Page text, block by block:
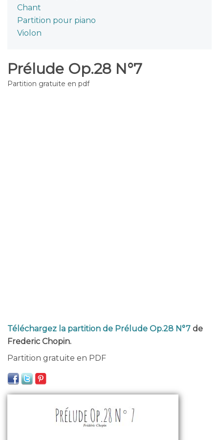
Chant
Partition pour piano
Violon
Prélude Op.28 N°7
Partition gratuite en pdf
Téléchargez la partition de Prélude Op.28 N°7 de
Frederic Chopin.
Partition gratuite en PDF